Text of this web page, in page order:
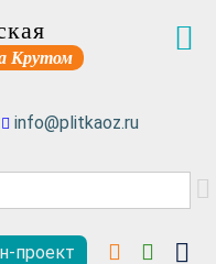
Крутом
info@plitkaoz.ru
проект